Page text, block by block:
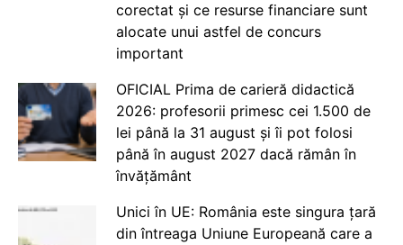
corectat și ce resurse financiare sunt
alocate unui astfel de concurs
important
OFICIAL Prima de carieră didactică
2026: profesorii primesc cei 1.500 de
lei până la 31 august și îi pot folosi
până în august 2027 dacă rămân în
învățământ
Unici în UE: România este singura țară
din întreaga Uniune Europeană care a